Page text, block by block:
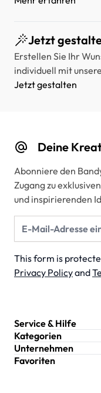
Jetzt
Erstellen Sie Ihr
individuell mit
Jetzt gestalten
Deine
Abonniere den
Zugang zu
und inspirierenden
This form is
Privacy Policyand
Service & Hilfe
Kategorien
Unternehmen
Favoriten